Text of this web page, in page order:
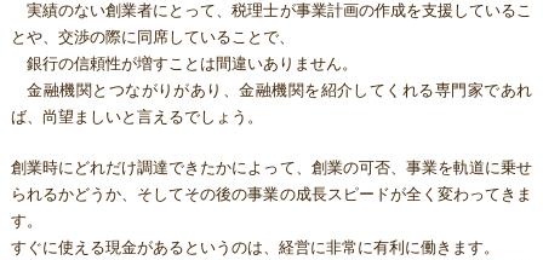
実績のない創業者にとって、税理士が事業計画の作成を支援しているこ
とや、交渉の際に同席していることで、
銀行の信頼性が増すことは間違いありません。
金融機関とつながりがあり、金融機関を紹介してくれる専門家であれ
ば、尚望ましいと言えるでしょう。
創業時にどれだけ調達できたかによって、創業の可否、事業を軌道に乗せ
られるかどうか、そしてその後の事業の成長スピードが全く変わってきま
す。
すぐに使える現金があるというのは、経営に非常に有利に働きます。